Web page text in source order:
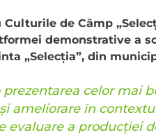
de Câmp
demonstrative a
„Selecția”, din
celor mai
ameliorare în
evaluare a producției